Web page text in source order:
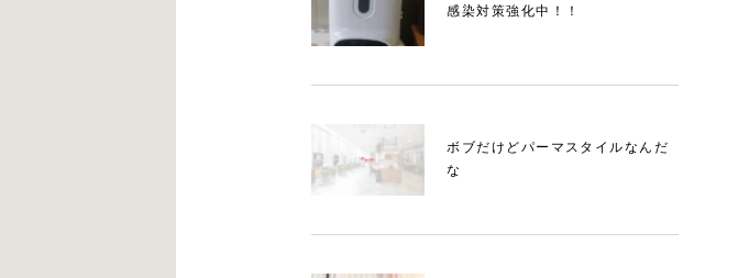
感染対策強化中！！
ボブだけどパーマスタイルなんだ
な